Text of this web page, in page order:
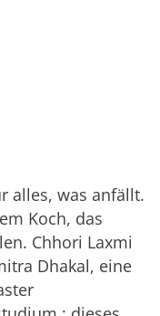
alles, was anfällt.
Koch, das
Chhori Laxmi
Dhakal, eine